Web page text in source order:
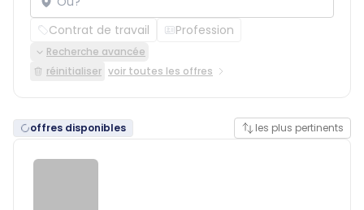
Contrat de travail Profession
Recherche avancée
réinitialiser voir toutes les offres
offres disponibles les plus pertinents